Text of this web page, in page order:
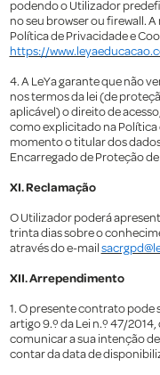
podendo o Utilizador
no seu browser ou firewall.
Política de Privacidade e
https://
4. A LeYa garante que não
nos termos da lei (de
aplicável) o direito de
como explicitado na Política
momento o titular dos
Encarregado de Proteção de
XI. Reclamação
O Utilizador poderá
trinta dias sobre o
através do e-mail
XII. Arrependimento
1. O presente contrato
artigo 9.º da Lei n.º 47/
comunicar a sua intenção
contar da data de